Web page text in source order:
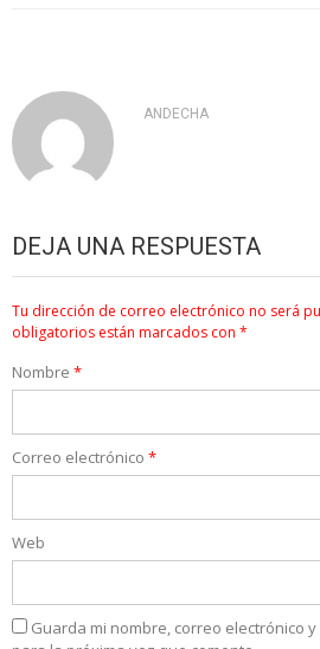
ANDECHA
DEJA UNA RESPUESTA
Tu dirección de correo electrónico no será
obligatorios están marcados con *
Nombre *
Correo electrónico *
Web
Guarda mi nombre, correo electrónico